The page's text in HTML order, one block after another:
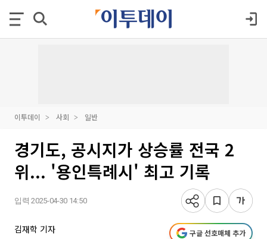
이투데이 사회 일반
경기도, 공시지가 상승률 전국 2
위... '용인특례시' 최고 기록
입력 2025-04-30 14:50
김재학 기자 구글 선호매체 추가